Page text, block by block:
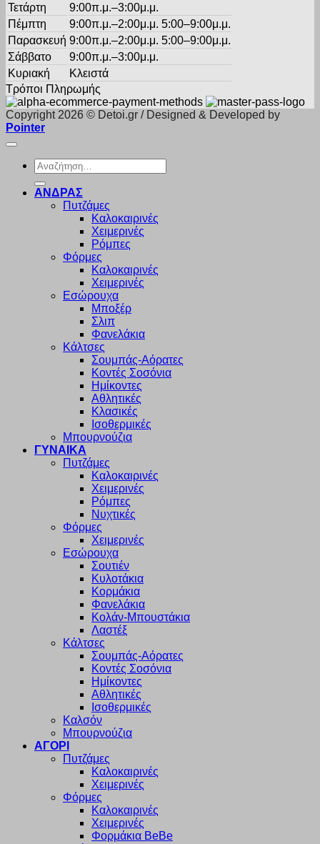
Τετάρτη
9:00π.μ.–3:00μ.μ.
Πέμπτη
9:00π.μ.–2:00μ.μ. 5:00–9:00μ.μ.
Παρασκευή 9:00π.μ.–2:00μ.μ. 5:00–9:00μ.μ.
Σάββατο
9:00π.μ.–3:00μ.μ.
Κυριακή
Κλειστά
Τρόποι Πληρωμής
Copyright 2026 © Detoi.gr / Designed & Developed by
Pointer
Αναζήτηση
για:
ΑΝΔΡΑΣ
Πυτζάμες
Καλοκαιρινές
Χειμερινές
Ρόμπες
Φόρμες
Καλοκαιρινές
Χειμερινές
Εσώρουχα
Μποξέρ
Σλιπ
Φανελάκια
Κάλτσες
Σουμπάς-Αόρατες
Κοντές Σοσόνια
Ημίκοντες
Αθλητικές
Κλασικές
Ισοθερμικές
Μπουρνούζια
ΓΥΝΑΙΚΑ
Πυτζάμες
Καλοκαιρινές
Χειμερινές
Ρόμπες
Νυχτικές
Φόρμες
Χειμερινές
Εσώρουχα
Σουτιέν
Κυλοτάκια
Κορμάκια
Φανελάκια
Κολάν-Μπουστάκια
Λαστέξ
Κάλτσες
Σουμπάς-Αόρατες
Κοντές Σοσόνια
Ημίκοντες
Αθλητικές
Ισοθερμικές
Καλσόν
Μπουρνούζια
ΑΓΟΡΙ
Πυτζάμες
Καλοκαιρινές
Χειμερινές
Φόρμες
Καλοκαιρινές
Χειμερινές
Φορμάκια BeBe